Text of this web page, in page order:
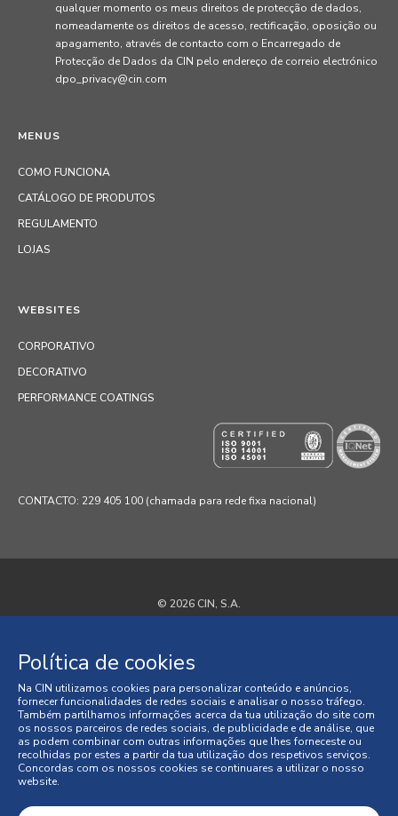
MENUS
COMO FUNCIONA
CATÁLOGO DE PRODUTOS
REGULAMENTO
LOJAS
qualquer momento os meus direitos de protecção de dados,
nomeadamente os direitos de acesso, rectificação, oposição ou
apagamento, através de contacto com o Encarregado de
Protecção de Dados da CIN pelo endereço de correio electrónico
dpo_privacy@cin.com
WEBSITES
CORPORATIVO
DECORATIVO
PERFORMANCE COATINGS
CONTACTO: 229 405 100 (chamada para rede fixa nacional)
© 2026 CIN, S.A.
Política de Privacidade
Política de Cookies
Faqs
Litígios de Consumo
Política de cookies
Na CIN utilizamos cookies para personalizar conteúdo e anúncios,
fornecer funcionalidades de redes sociais e analisar o nosso tráfego.
Também partilhamos informações acerca da tua utilização do site com
os nossos parceiros de redes sociais, de publicidade e de análise, que
as podem combinar com outras informações que lhes forneceste ou
recolhidas por estes a partir da tua utilização dos respetivos serviços.
Concordas com os nossos cookies se continuares a utilizar o nosso
website.